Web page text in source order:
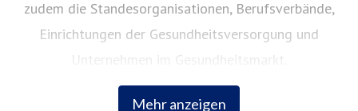
zudem die Standesorganisationen, Berufsverbände,
Einrichtungen der Gesundheitsversorgung und